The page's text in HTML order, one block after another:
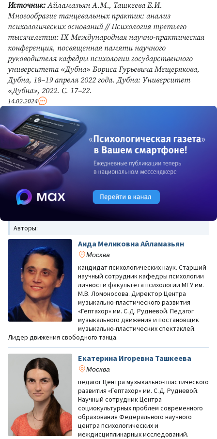
Источник:Айламазьян А.М., Ташкеева Е.И.
Многообразие танцевальных практик: анализ
психологических оснований // Психология третьего
тысячелетия: IХ Международная научно-практическая
конференция, посвященная памяти научного
руководителя кафедры психологии государственного
университета «Дубна» Бориса Гурьевича Мещерякова,
Дубна, 18–19 апреля 2022 года. Дубна: Университет
«Дубна», 2022. С. 17–22.
14.02.2024
Авторы:
Аида Меликовна Айламазьян
Москва
кандидат психологических наук. Старший
научный сотрудник кафедры психологии
личности факультета психологии МГУ им.
М.В. Ломоносова. Директор Центра
музыкально-пластического развития
«Гептахор» им. С.Д. Рудневой. Педагог
музыкального движения и постановщик
музыкально-пластических спектаклей.
Лидер движения свободного танца.
Екатерина Игоревна Ташкеева
Москва
педагог Центра музыкально-пластического
развития «Гептахор» им. С.Д. Рудневой.
Научный сотрудник Центра
социокультурных проблем современного
образования Федерального научного
центра психологических и
междисциплинарных исследований.